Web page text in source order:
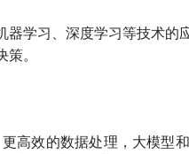
学习、深度学习等技术的
。
高效的数据处理，大模型